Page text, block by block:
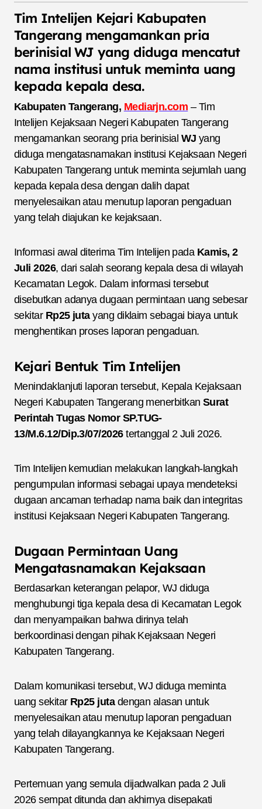
Tim Intelijen Kejari Kabupaten
Tangerang mengamankan pria
berinisial WJ yang diduga mencatut
nama institusi untuk meminta uang
kepada kepala desa.
Kabupaten Tangerang, Mediarjn.com – Tim
Intelijen Kejaksaan Negeri Kabupaten Tangerang
mengamankan seorang pria berinisial WJ yang
diduga mengatasnamakan institusi Kejaksaan Negeri
Kabupaten Tangerang untuk meminta sejumlah uang
kepada kepala desa dengan dalih dapat
menyelesaikan atau menutup laporan pengaduan
yang telah diajukan ke kejaksaan.
Informasi awal diterima Tim Intelijen pada Kamis, 2
Juli 2026, dari salah seorang kepala desa di wilayah
Kecamatan Legok. Dalam informasi tersebut
disebutkan adanya dugaan permintaan uang sebesar
sekitar Rp25 jutayang diklaim sebagai biaya untuk
menghentikan proses laporan pengaduan.
Kejari Bentuk Tim Intelijen
Menindaklanjuti laporan tersebut, Kepala Kejaksaan
Negeri Kabupaten Tangerang menerbitkan Surat
Perintah Tugas Nomor SP.TUG-
13/M.6.12/Dip.3/07/2026tertanggal 2 Juli 2026.
Tim Intelijen kemudian melakukan langkah-langkah
pengumpulan informasi sebagai upaya mendeteksi
dugaan ancaman terhadap nama baik dan integritas
institusi Kejaksaan Negeri Kabupaten Tangerang.
Dugaan Permintaan Uang
Mengatasnamakan Kejaksaan
Berdasarkan keterangan pelapor, WJ diduga
menghubungi tiga kepala desa di Kecamatan Legok
dan menyampaikan bahwa dirinya telah
berkoordinasi dengan pihak Kejaksaan Negeri
Kabupaten Tangerang.
Dalam komunikasi tersebut, WJ diduga meminta
uang sekitar Rp25 jutadengan alasan untuk
menyelesaikan atau menutup laporan pengaduan
yang telah dilayangkannya ke Kejaksaan Negeri
Kabupaten Tangerang.
Pertemuan yang semula dijadwalkan pada 2 Juli
2026 sempat ditunda dan akhirnya disepakati